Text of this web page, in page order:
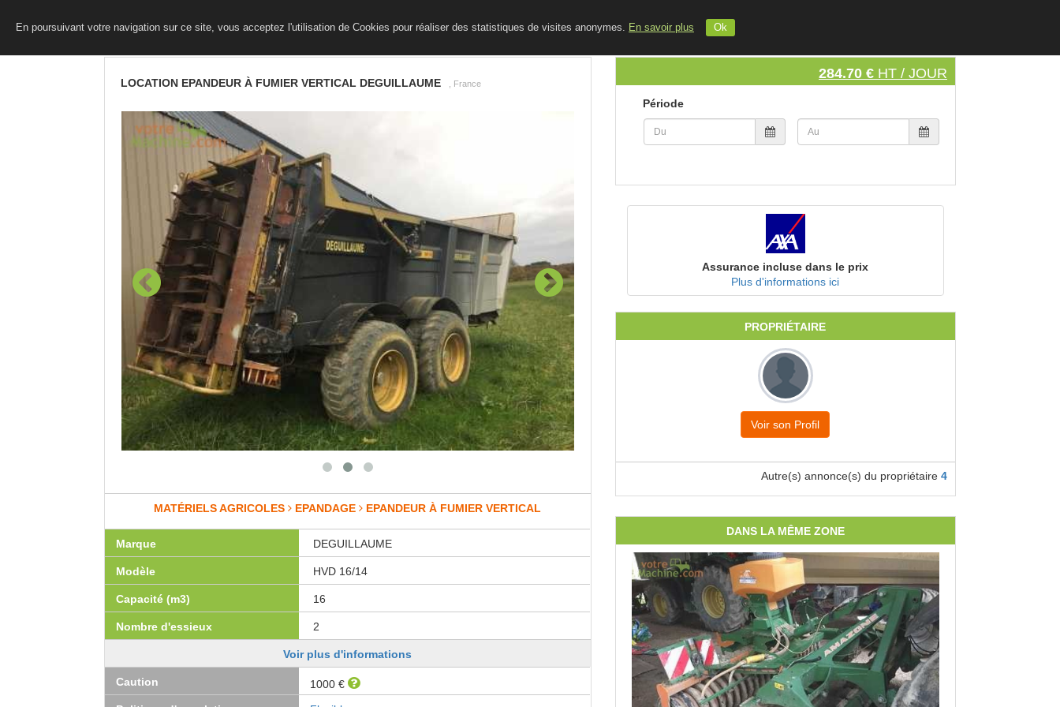
INSCRIVEZ VOTRE MATERIEL
En poursuivant votre navigation sur ce site, vous acceptez l'utilisation de Cookies pour réaliser des statistiques de visites anonymes. En savoir plus Ok
LOCATION EPANDEUR À FUMIER VERTICAL DEGUILLAUME , France
MATÉRIELS AGRICOLES EPANDAGE EPANDEUR À FUMIER VERTICAL
Marque DEGUILLAUME
Modèle HVD 16/14
Capacité (m3) 16
Nombre d'essieux 2
Voir plus d'informations
Caution
1000 €
284.70 € HT / JOUR
Période
Assurance incluse dans le prix
Plus d'informations ici
PROPRIÉTAIRE
Voir son Profil
Autre(s) annonce(s) du propriétaire 4
DANS LA MÊME ZONE